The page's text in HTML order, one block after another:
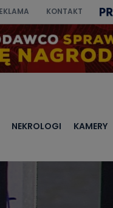
KONTAKT
NEKROLOGI KAMERY